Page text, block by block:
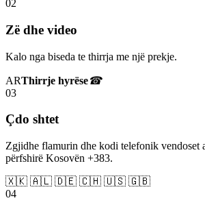
02
Zë dhe video
Kalo nga biseda te thirrja me një prekje.
ARThirrje hyrëse☎
03
Çdo shtet
Zgjidhe flamurin dhe kodi telefonik
përfshirë Kosovën +383.
🇽🇰 🇦🇱 🇩🇪 🇨🇭 🇺🇸 🇬🇧
04